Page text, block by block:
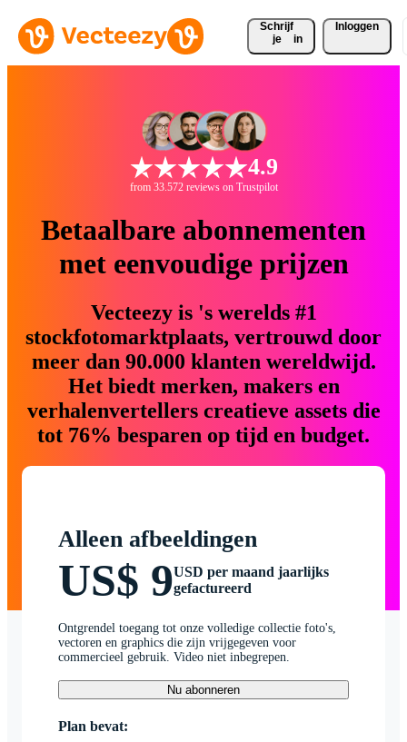
Schrijf
je
in
Inloggen
4.9
from 33.572 reviews on Trustpilot
Betaalbare abonnementen
met eenvoudige prijzen
Vecteezy is 's werelds #1
stockfotomarktplaats, vertrouwd door
meer dan 90.000 klanten wereldwijd.
Het biedt merken, makers en
verhalenvertellers creatieve assets die
tot 76% besparen op tijd en budget.
Alleen afbeeldingen
US$ 9USD per maand jaarlijks
gefactureerd
Ontgrendel toegang tot onze volledige collectie foto's,
vectoren en graphics die zijn vrijgegeven voor
commercieel gebruik. Video niet inbegrepen.
Nu abonneren
Plan bevat: